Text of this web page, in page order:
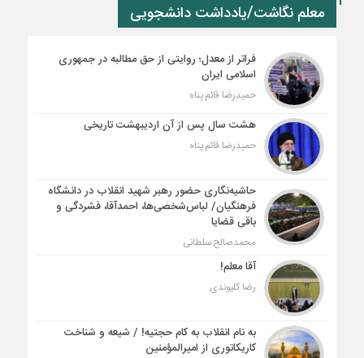
معلم نگاشت/یادداشت دانشجویی
فراتر از معدل؛ روایتی از حق مطالبه در جمهوری
اسلامی ایران
حمیدرضا قائم پناه
هشت سال پس از آن اردیبهشت تاریخی
حمیدرضا قائم پناه
حاشیه‌نگاری حضور رهبر شهید انقلاب در دانشگاه
فرهنگیان/ لباس‌شخصی‌ها، احمدآقا، فشردگی و
باقی قضایا
محمدصالح سلطانی
آقا معلم!
رضا کلیوندی
به نام انقلاب به کام حجتیه! / شیعه و شناخت
کاریکاتوری از امیرالمؤمنین